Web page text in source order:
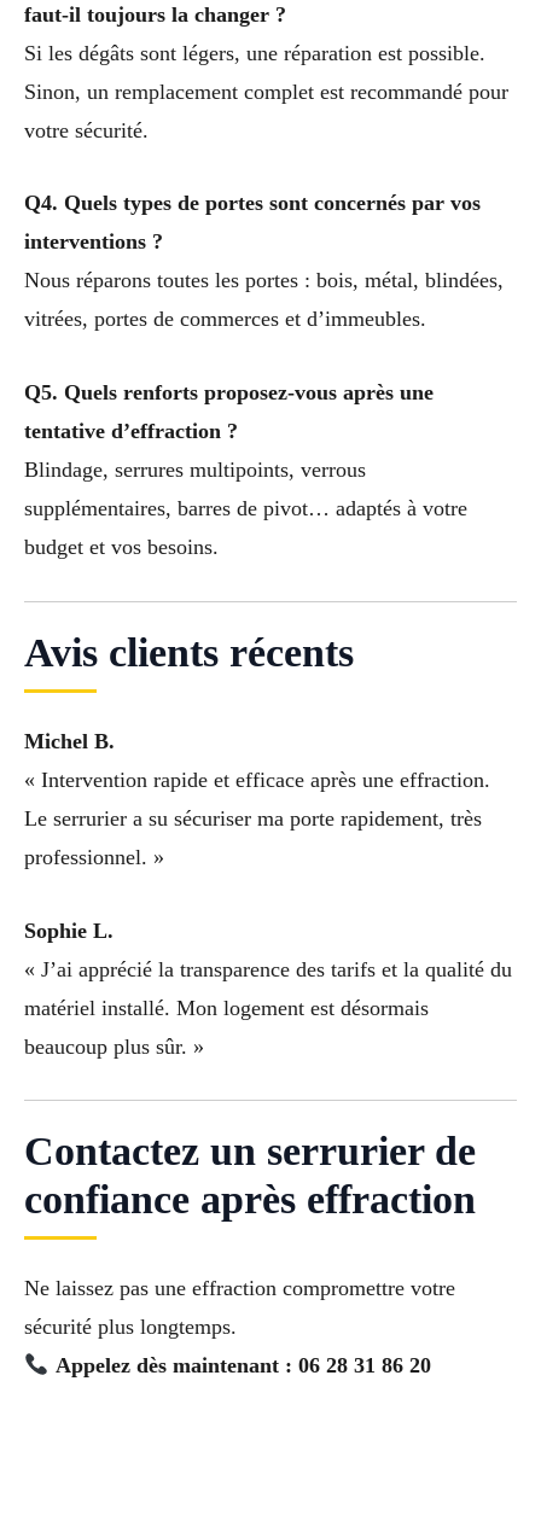
faut-il toujours la changer ?
Si les dégâts sont légers, une réparation est possible.
Sinon, un remplacement complet est recommandé pour
votre sécurité.
Q4. Quels types de portes sont concernés par vos
interventions ?
Nous réparons toutes les portes : bois, métal, blindées,
vitrées, portes de commerces et d’immeubles.
Q5. Quels renforts proposez-vous après une
tentative d’effraction ?
Blindage, serrures multipoints, verrous
supplémentaires, barres de pivot… adaptés à votre
budget et vos besoins.
Avis clients récents
Michel B.
« Intervention rapide et efficace après une effraction.
Le serrurier a su sécuriser ma porte rapidement, très
professionnel. »
Sophie L.
« J’ai apprécié la transparence des tarifs et la qualité du
matériel installé. Mon logement est désormais
beaucoup plus sûr. »
Contactez un serrurier de
confiance après effraction
Ne laissez pas une effraction compromettre votre
sécurité plus longtemps.
Appelez dès maintenant : 06 28 31 86 20